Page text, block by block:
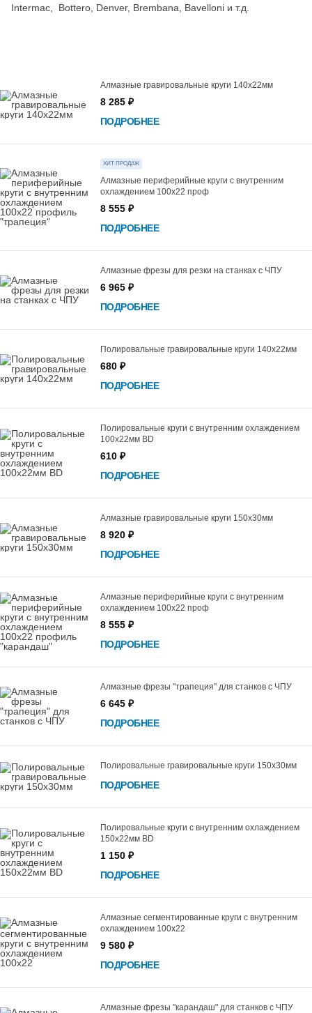
Intermac, Bottero, Denver, Brembana, Bavelloni и т.д.
товаров
Алмазные гравировальные круги 140х22мм
8 285 ₽
ПОДРОБНЕЕ
Алмазные периферийные круги с внутренним
охлаждением 100х22 проф
ХИТ ПРОДАЖ
8 555 ₽
ПОДРОБНЕЕ
Алмазные фрезы для резки на станках с ЧПУ
6 965 ₽
ПОДРОБНЕЕ
Полировальные гравировальные круги 140х22мм
680 ₽
ПОДРОБНЕЕ
Полировальные круги c внутренним охлаждением
100х22мм BD
610 ₽
ПОДРОБНЕЕ
Алмазные гравировальные круги 150х30мм
8 920 ₽
ПОДРОБНЕЕ
Алмазные периферийные круги с внутренним
охлаждением 100х22 проф
8 555 ₽
ПОДРОБНЕЕ
Алмазные фрезы "трапеция" для станков с ЧПУ
6 645 ₽
ПОДРОБНЕЕ
Полировальные гравировальные круги 150х30мм
ПОДРОБНЕЕ
Полировальные круги c внутренним охлаждением
150х22мм BD
1 150 ₽
ПОДРОБНЕЕ
Алмазные сегментированные круги с внутренним
охлаждением 100х22
9 580 ₽
ПОДРОБНЕЕ
Алмазные фрезы "карандаш" для станков с ЧПУ